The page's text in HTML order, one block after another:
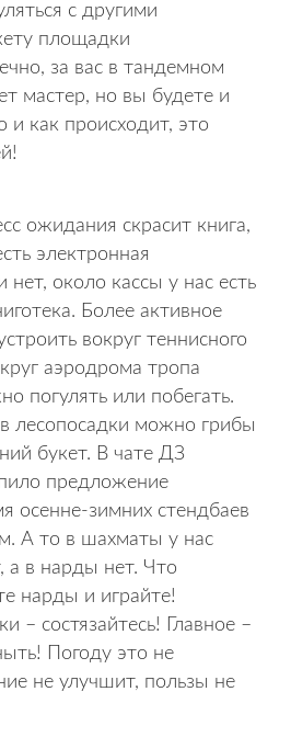
с другими
площадки
за вас в тандемном
мастер, но вы будете и
и как происходит, это
ожидания скрасит книга,
электронная
нет, около кассы у нас есть
Более активное
вокруг теннисного
аэродрома тропа
погулять или побегать.
лесопосадки можно грибы
букет. В чате ДЗ
предложение
осенне-зимних стендбаев
А то в шахматы у нас
а в нарды нет. Что
нарды и играйте!
– состязайтесь! Главное –
Погоду это не
не улучшит, пользы не